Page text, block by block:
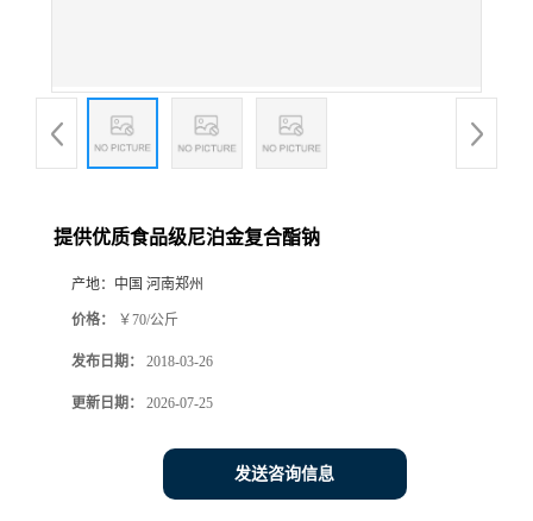
提供优质食品级尼泊金复合酯钠
产地： 中国 河南郑州
价格： ￥70/公斤
发布日期： 2018-03-26
更新日期： 2026-07-25
发送咨询信息